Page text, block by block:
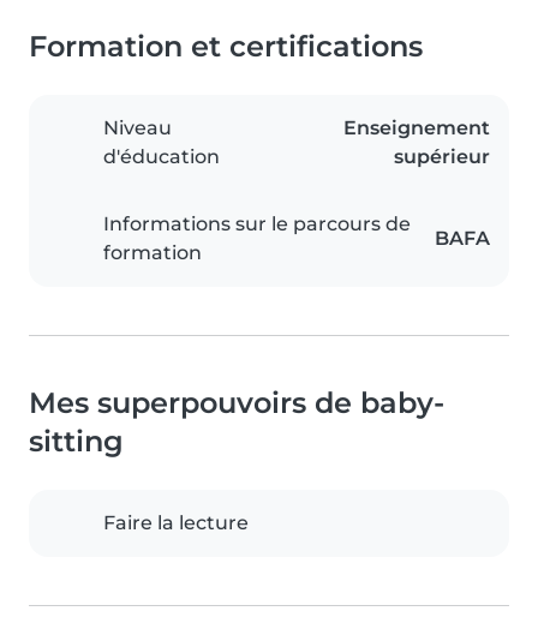
Formation et certifications
Niveau
d'éducation
Enseignement
supérieur
Informations sur le parcours de
formation
BAFA
Mes superpouvoirs de baby-
sitting
Faire la lecture